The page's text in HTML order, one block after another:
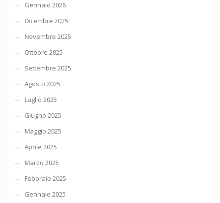
Gennaio 2026
Dicembre 2025
Novembre 2025
Ottobre 2025
Settembre 2025
Agosto 2025
Luglio 2025
Giugno 2025
Maggio 2025
Aprile 2025
Marzo 2025
Febbraio 2025
Gennaio 2025